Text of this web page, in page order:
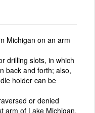
Michigan on an arm
drilling slots, in which
back and forth; also,
holder can be
or denied
arm of Lake Michigan,